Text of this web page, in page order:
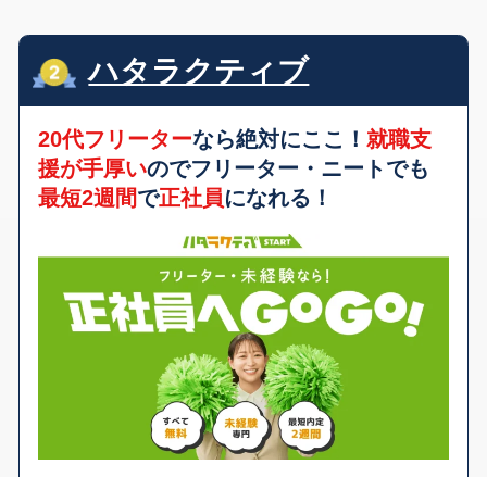
ハタラクティブ
20代フリーターなら絶対にここ！就職支
援が手厚いのでフリーター・ニートでも
最短2週間で正社員になれる！